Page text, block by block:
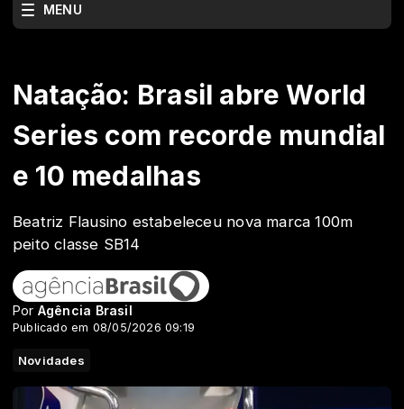
MENU
Natação: Brasil abre World
Series com recorde mundial
e 10 medalhas
Beatriz Flausino estabeleceu nova marca 100m
peito classe SB14
Por Agência Brasil
Publicado em 08/05/2026 09:19
Novidades